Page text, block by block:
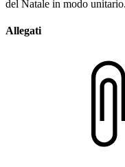
del Natale in modo unitario.
Allegati